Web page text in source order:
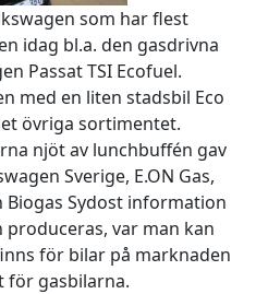
som har flest
idag bl.a. den gasdrivna
Passat TSI Ecofuel.
med en liten stadsbil Eco
övriga sortimentet.
njöt av lunchbuffén gav
Sverige, E.ON Gas,
Biogas Sydost information
produceras, var man kan
för bilar på marknaden
för gasbilarna.